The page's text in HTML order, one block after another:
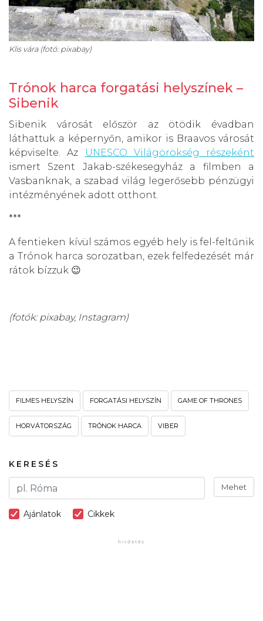
Klis vára (fotó: pixabay)
Trónok harca forgatási helyszínek –
Sibenik
Sibenik városát először az ötödik évadban
láthattuk a képernyőn, amikor is Braavos városát
képviselte. Az
UNESCO Világörökség részeként
ismert Szent Jakab-székesegyház a filmben a
Vasbanknak, a szabad világ legerősebb pénzügyi
intézményének adott otthont.
***
A fentieken kívül számos egyéb hely is fel-feltűnik
a Trónok harca sorozatban, ezek felfedezését már
rátok bízzuk 😉
(fotók: pixabay, Instagram)
FILMES HELYSZÍN FORGATÁSI HELYSZÍN GAME OF THRONES
HORVÁTORSZÁG TRÓNOK HARCA VIBER
KERESÉS
Mehet
Ajánlatok Cikkek